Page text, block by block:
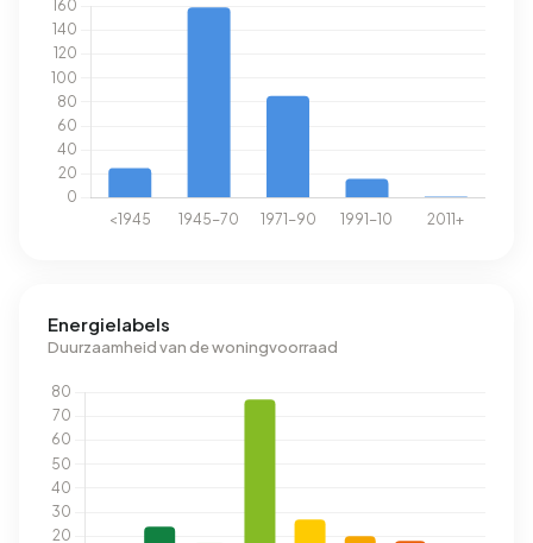
Energielabels
Duurzaamheid van de woningvoorraad